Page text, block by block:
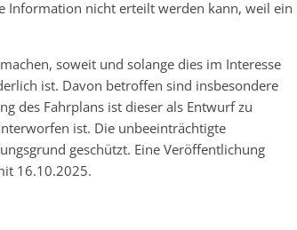
Information nicht erteilt werden kann, weil ein
soweit und solange dies im Interesse
ist. Davon betroffen sind insbesondere
des Fahrplans ist dieser als Entwurf zu
ist. Die unbeeinträchtigte
geschützt. Eine Veröffentlichung
16.10.2025.